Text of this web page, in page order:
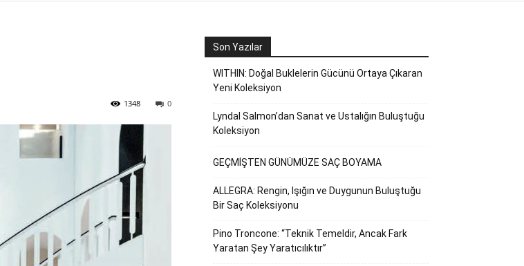
0
1348
Son Yazılar
WITHIN: Doğal Buklelerin Gücünü Ortaya Çıkaran
Yeni Koleksiyon
Lyndal Salmon’dan Sanat ve Ustalığın Buluştuğu
Koleksiyon
GEÇMİŞTEN GÜNÜMÜZE SAÇ BOYAMA
ALLEGRA: Rengin, Işığın ve Duygunun Buluştuğu
Bir Saç Koleksiyonu
Pino Troncone: “Teknik Temeldir, Ancak Fark
Yaratan Şey Yaratıcılıktır”